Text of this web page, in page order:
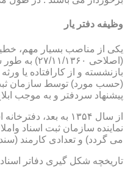
وظیفه دفتر یار
بازنشسته و از كارافتاده یا
پیشنهاد سردفتر و به موجب
از سال ۱۳۵۴ به
نماینده سازمان ثبت اسناد
می گردد) و تعدادی كارمند
تاریخچه شكل گیری دفاتر